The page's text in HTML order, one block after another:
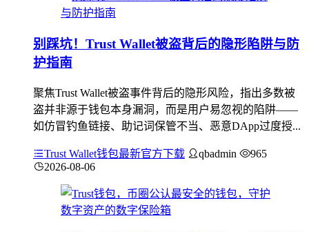
别踩坑！Trust Wallet被盗背后的隐形陷阱与防
护指南
聚焦Trust Wallet被盗事件背后的隐形风险，指出多数被
盗并非源于钱包本身漏洞，而是用户易忽视的陷阱——
如仿冒钓鱼链接、助记词保管不当、恶意DApp过度授...
Trust Wallet钱包最新官方下载 qbadmin
965
2026-08-06